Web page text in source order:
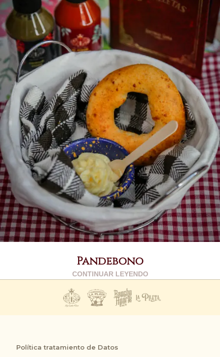
Pandebono
CONTINUAR LEYENDO
Política tratamiento de Datos